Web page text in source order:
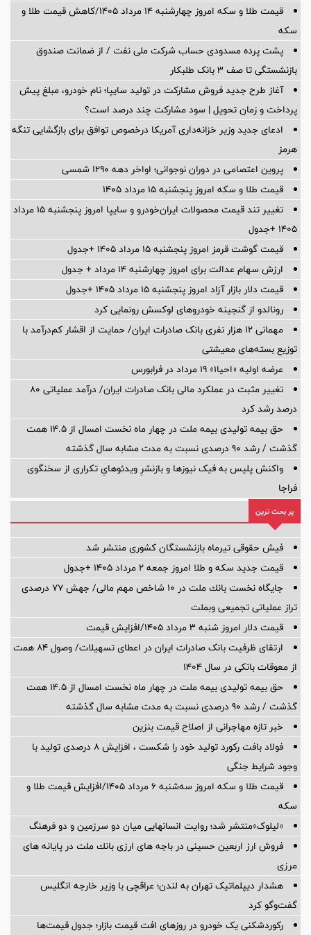
قیمت طلا و سکه امروز چهارشنبه ۱۴ مرداد ۱۴۰۵/کاهش قیمت طلا و
سکه
پشت پرده‌ مسدودی حساب شرکت ملی نفت / از ضمانت صندوق
بازنشستگی تا صف ۳ بانک طلبکار
آغاز طرح جدید فروش مشارکت در تولید سایپا؛ نام خودرو، مبلغ پیش
پرداخت و زمان تحویل | سود مشارکت چند درصد است؟
ادعای جدید وزیر خزانه‌داری آمریکا درخصوص توافق برای بازگشایی تنگه
هرمز
پروین اعتصامی در دوران نوجوانی؛ اواخر دهه ۱۲۹۰ شمسی
قیمت طلا و سکه امروز پنجشنبه ۱۵ مرداد ۱۴۰۵
تغییر تند قیمت محصولات ایران‌خودرو و سایپا امروز پنجشنبه ۱۵ مرداد
۱۴۰۵ +جدول
قیمت گوشت قرمز امروز پنجشنبه ۱۵ مرداد ۱۴۰۵ +جدول
ارزش سهام عدالت برای امروز چهارشنبه ۱۴ مرداد + جدول
قیمت دلار بازار آزاد امروز پنجشنبه ۱۵ مرداد ۱۴۰۵ +جدول
رونالدو از گنجینه خودروهای لوکسش رونمایی کرد
مهمانی ۱۲ هزار نفری بانک صادرات ایران/ حمایت از اقشار کم‌درآمد با
توزیع بسته‌های معیشتی
عرضه اولیه «احیا۱» ۱۹ مرداد در فرابورس
تغییر مثبت در عملکرد مالی بانک صادرات ایران/ درآمد عملیاتی 80
درصد رشد کرد
حق بیمه تولیدی بیمه ملت در چهار ماه نخست امسال از 14.5 همت
گذشت / رشد 90 درصدی نسبت به مدت مشابه سال گذشته
واکنش پلیس به فیک نیوزها و بازنشرِ ویدئوهایِ تکراری از سخنگوی
فراجا
پر بحث ترین
فیش حقوقی تیرماه بازنشستگان کشوری منتشر شد
قیمت جدید سکه و طلا امروز جمعه ۲ مرداد ۱۴۰۵ +جدول
جایگاه نخست بانك ملت در 10 شاخص مهم مالی/ جهش 77 درصدی
تراز عملیاتی تجمیعی وبملت
قیمت دلار امروز شنبه ۳ مرداد ۱۴۰۵/افزایش قیمت
ارتقای ظرفیت بانک صادرات ایران در اعطای تسهیلات/ وصول ۸۴ همت
از معوقات بانکی در سال ۱۴۰۴
حق بیمه تولیدی بیمه ملت در چهار ماه نخست امسال از 14.5 همت
گذشت / رشد 90 درصدی نسبت به مدت مشابه سال گذشته
خبر تازه مهاجرانی از اصلاح قیمت بنزین
فولاد بافت رکورد تولید خود را شکست ، افزایش 8 درصدی تولید با
وجود شرایط جنگی
قیمت طلا و سکه امروز سه‌شنبه ۶ مرداد ۱۴۰۵/افزایش قیمت طلا و
سکه
«لیلوک»منتشر شد؛ روایت انسانهایی میان دو سرزمین و دو فرهنگ
فروش ارز اربعین حسینی در باجه های ارزی بانك ملت در پایانه های
مرزی
هشدار دیپلماتیک تهران به لندن؛ عراقچی با وزیر خارجه انگلیس
گفت‌وگو کرد
رکوردشکنی یک خودرو در روزهای افت قیمت بازار؛ جدول قیمت‌ها